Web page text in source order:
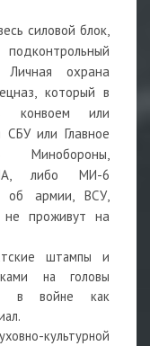
силовой блок,
охрана
который в
конвоем или
СБУ или Главное
Минобороны,
либо МИ-6
об армии, ВСУ,
проживут на
штампы и
на головы
в войне как
культурной